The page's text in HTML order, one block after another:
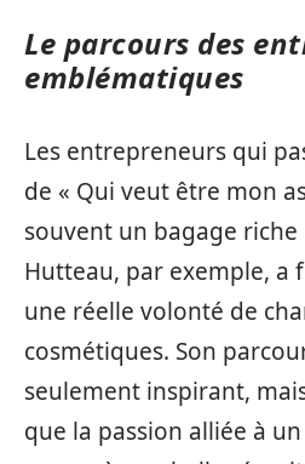
Le parcours des
emblématiques
Les entrepreneurs qui
de « Qui veut être mon
souvent un bagage riche
Hutteau, par exemple, a
une réelle volonté de
cosmétiques. Son
seulement inspirant,
que la passion alliée à